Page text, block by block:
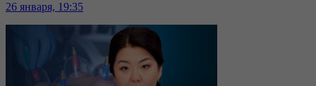
26 января, 19:35